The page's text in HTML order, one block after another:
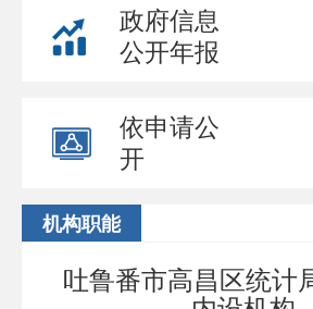
政府信息
公开年报
依申请公
开
机构职能
吐鲁番市高昌区统计